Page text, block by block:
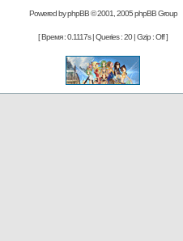
Powered byphpBB© 2001, 2005 phpBB Group
[ Время : 0.1117s | Queries : 20 | Gzip : Off ]